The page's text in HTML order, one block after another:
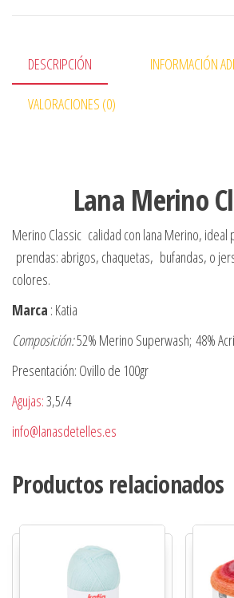
DESCRIPCIÓN INFORMACIÓN
VALORACIONES (0)
Lana Merino
Merino Classic calidad con lana Merino,
prendas: abrigos, chaquetas, bufandas, o
colores.
Marca : Katia
Composición:52% Merino Superwash; 48%
Presentación: Ovillo de 100gr
Agujas:3,5/4
info@lanasdetelles.es
Productos relacionados